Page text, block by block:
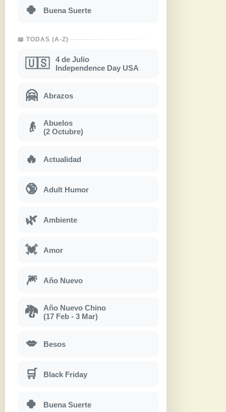
🍀 Buena Suerte
📖 TODAS (A-Z)
🇺🇸
4 de Julio
Independence Day USA
🤗 Abrazos
👴
Abuelos
(2 Octubre)
🔥 Actualidad
🔞 Adult Humor
🌿 Ambiente
💓 Amor
🎆 Año Nuevo
🐉
Año Nuevo Chino
(17 Feb - 3 Mar)
💋 Besos
🛒 Black Friday
🍀 Buena Suerte